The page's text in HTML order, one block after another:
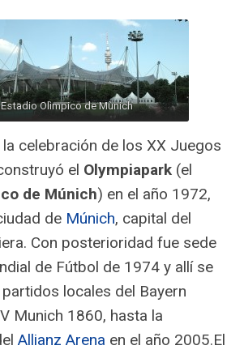
Estadio Olìmpico de Mùnich
celebración de los XX Juegos
el Olympiapark (el
de Múnich) en el año 1972,
de Múnich, capital del
Con posterioridad fue sede
de Fútbol de 1974 y allí se
locales del Bayern
Munich 1860, hasta la
Allianz Arena en el año 2005.El